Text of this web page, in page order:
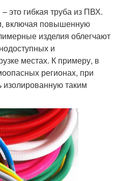
это гибкая труба из ПВХ.
включая повышенную
изделия облегчают
и
местах. К примеру, в
регионах, при
таким